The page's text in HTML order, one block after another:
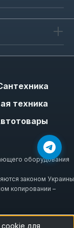
техника
оборудования
законом Украины
копировании –
cookie для